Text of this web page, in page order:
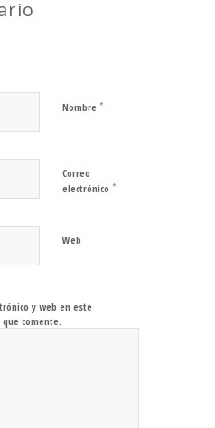
Nombre *
Correo
electrónico *
Web
y web en este
comente.